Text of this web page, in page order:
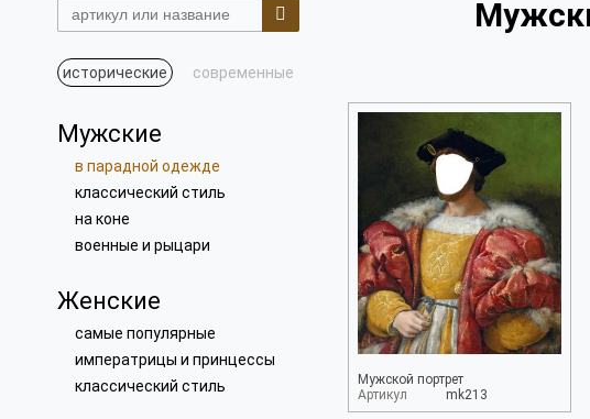
исторические современные
Мужские
в парадной одежде
классический стиль
на коне
военные и рыцари
Женские
самые популярные
императрицы и принцессы
классический стиль
Мужской портрет
Артикул
mk213